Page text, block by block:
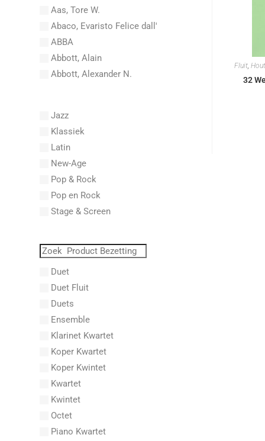
Fluit,
32
Aas, Tore W.
Abaco, Evaristo Felice dall'
ABBA
Abbott, Alain
Abbott, Alexander N.
Abel, Lex
Aberg, Johan Ludvig
Aboucaya, Christian
Aboulker, Isabelle
Abraham, Paul
Abrams, Lester
Abreu, Zequinha
Absil, Jean
Abt, Franz Wilhelm
AC/DC
Achleitner, Rudolf
Acker, Dieter
Acosta, Omar
Adam Gorb
Adam, Adolphe Charles
Adam, Amy
Adams, Billy
Adams, Bryan
Adams, Byron
Jazz
Klassiek
Latin
New-Age
Pop & Rock
Pop en Rock
Stage & Screen
Duet
Duet Fluit
Duets
Ensemble
Klarinet Kwartet
Koper Kwartet
Koper Kwintet
Kwartet
Kwintet
Octet
Piano Kwartet